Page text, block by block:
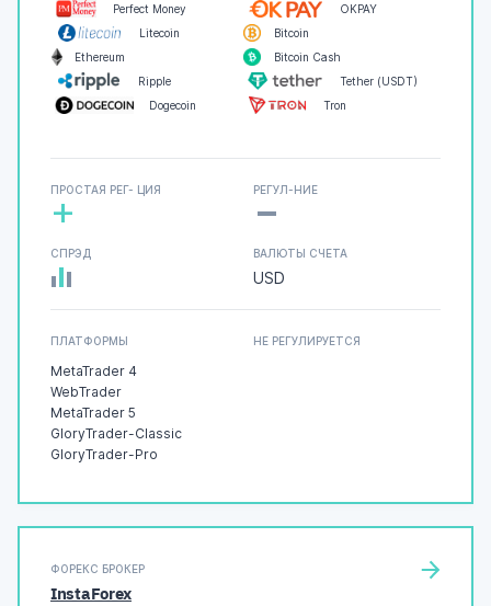
Perfect Money
OKPAY
Litecoin
Bitcoin
Ethereum
Bitcoin Cash
Ripple
Tether (USDT)
Dogecoin
Tron
ПРОСТАЯ РЕГ- ЦИЯ
+ РЕГУЛ-НИЕ
-
СПРЭД ВАЛЮТЫ СЧЕТА
USD
ПЛАТФОРМЫ
MetaTrader 4
WebTrader
MetaTrader 5
GloryTrader-Classic
GloryTrader-Pro
НЕ РЕГУЛИРУЕТСЯ
ФОРЕКС БРОКЕР
InstaForex